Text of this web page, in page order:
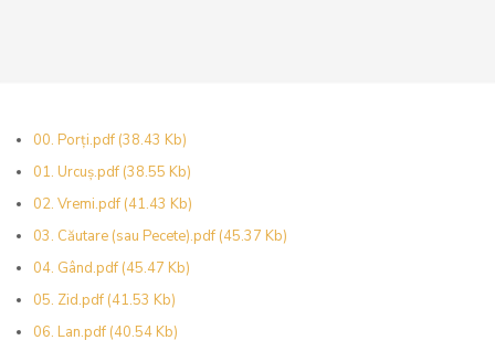
00. Porți.pdf (38.43 Kb)
01. Urcuș.pdf (38.55 Kb)
02. Vremi.pdf (41.43 Kb)
03. Căutare (sau Pecete).pdf (45.37 Kb)
04. Gând.pdf (45.47 Kb)
05. Zid.pdf (41.53 Kb)
06. Lan.pdf (40.54 Kb)